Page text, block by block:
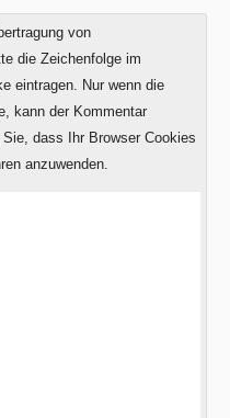
von
die Zeichenfolge im
eintragen. Nur wenn die
kann der Kommentar
dass Ihr Browser Cookies
anzuwenden.